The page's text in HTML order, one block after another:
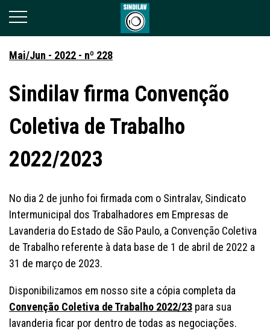
Mai/Jun - 2022 - nº 228
Sindilav firma Convenção
Coletiva de Trabalho
2022/2023
No dia 2 de junho foi firmada com o Sintralav, Sindicato
Intermunicipal dos Trabalhadores em Empresas de
Lavanderia do Estado de São Paulo, a Convenção Coletiva
de Trabalho referente à data base de 1 de abril de 2022 a
31 de março de 2023.
Disponibilizamos em nosso site a cópia completa da
Convenção Coletiva de Trabalho 2022/23 para sua
lavanderia ficar por dentro de todas as negociações.